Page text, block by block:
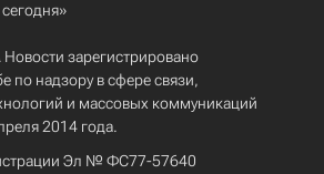
зарегистрировано
по надзору в сфере связи,
и массовых коммуникаций
2014 года.
Эл № ФС77-57640